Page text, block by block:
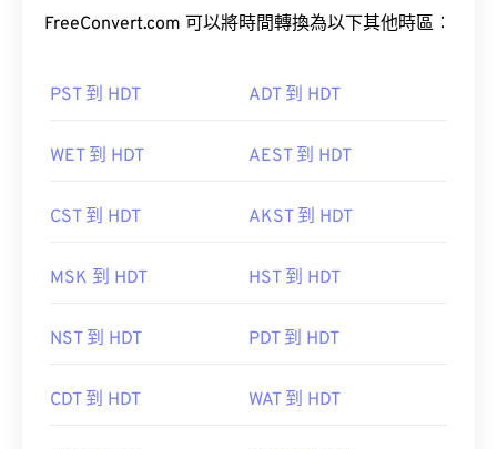
FreeConvert.com 可以將時間轉換為以下其他時區：
PST 到 HDT ADT 到 HDT
WET 到 HDT AEST 到 HDT
CST 到 HDT AKST 到 HDT
MSK 到 HDT HST 到 HDT
NST 到 HDT PDT 到 HDT
CDT 到 HDT WAT 到 HDT